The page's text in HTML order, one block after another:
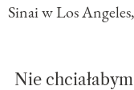
Sinai w Los
Nie